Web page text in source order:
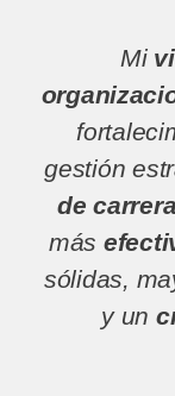
Mi
gestión
de carrera
más
sólidas,
y un